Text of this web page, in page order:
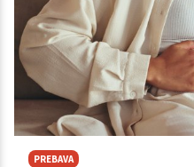
PREBAVA